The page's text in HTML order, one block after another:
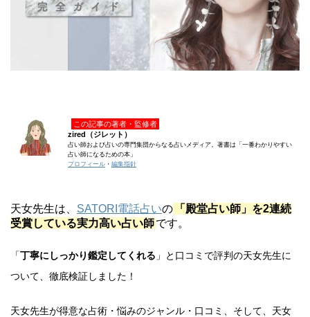
この記事の著者・監修者
zired（ジレット）
占い師および占いの専門集団からなる占いメディア。著書は「一番わかりやすい
占い師になるための本」
プロフィール ・ 編集指針
天女先生は、 SATORI電話占いの
「殿堂占い師」を2連続
受賞している実力高い占い師です。
「丁寧にしっかり鑑定してくれる 」と口コミで評判の天女先生に
ついて、徹底検証しました！
天女先生が得意な占術・悩みのジャンル・口コミ、そして、天女